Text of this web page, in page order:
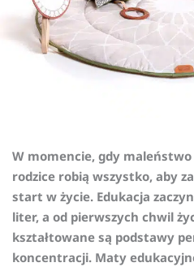
W momencie, gdy
rodzice robią wszystko, aby
start w życie. Edukacja
liter, a od pierwszych chwil
kształtowane są podstawy
koncentracji. Maty